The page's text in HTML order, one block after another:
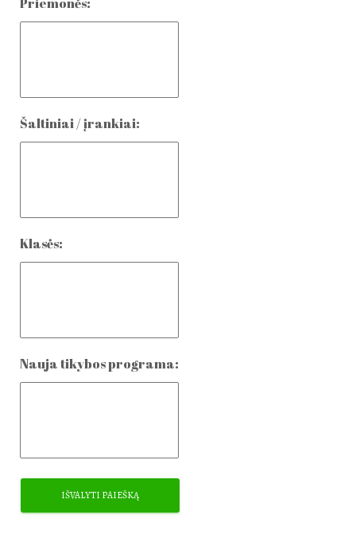
Šaltiniai / įrankiai:
Klasės:
Nauja tikybos programa: